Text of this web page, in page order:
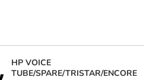
HP VOICE
TUBE/SPARE/TRISTAR/ENCORE